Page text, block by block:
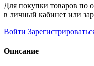
Для покупки товаров по
в личный кабинет или
Войти
Описание